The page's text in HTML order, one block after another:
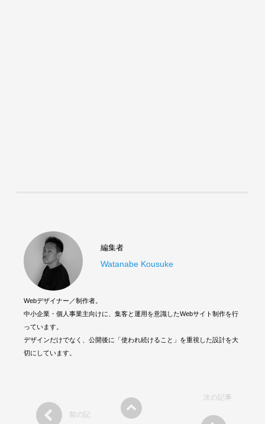
編集者
Watanabe Kousuke
Webデザイナー／制作者。
中小企業・個人事業主向けに、集客と運用を意識したWebサイト制作を行
っています。
デザインだけでなく、公開後に「使われ続けること」を重視した設計を大
切にしています。
前の記
次の記事